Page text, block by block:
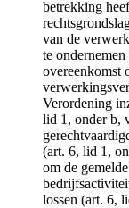
betrekking
van de
te
overeenkomst
Verordening
lid 1, onder b,
(art. 6, lid 1,
om de
lossen (art. 6,